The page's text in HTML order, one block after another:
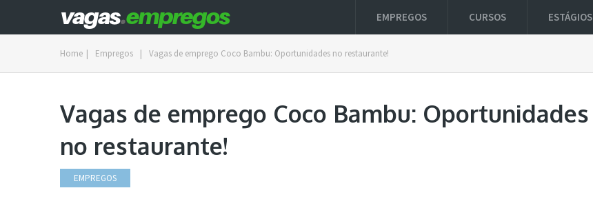
EMPREGOS CURSOS ESTÁGIOS
Home | Empregos | Vagas de emprego Coco Bambu: Oportunidades no restaurante!
Vagas de emprego Coco Bambu: Oportunidades
no restaurante!
EMPREGOS